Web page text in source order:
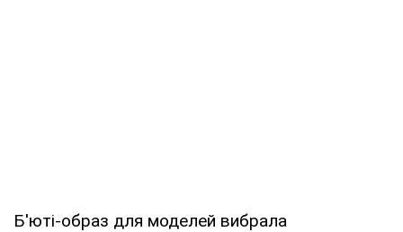
Б'юті-образ для моделей вибрала